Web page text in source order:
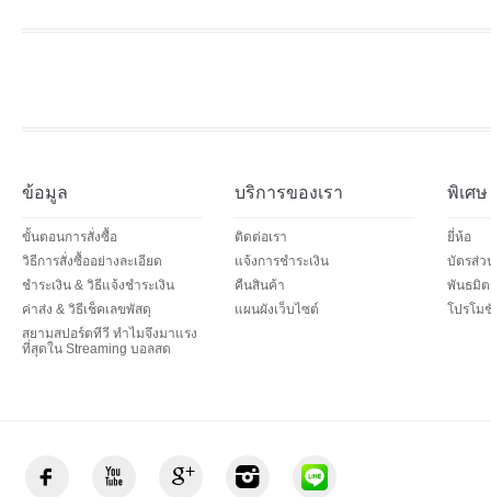
ข้อมูล
ขั้นตอนการสั่งซื้อ
วิธีการสั่งซื้ออย่างละเอียด
ชำระเงิน & วิธีแจ้งชำระเงิน
ค่าส่ง & วิธีเช็คเลขพัสดุ
สยามสปอร์ตทีวี ทำไมจึงมาแรง
ที่สุดใน Streaming บอลสด
บริการของเรา
ติดต่อเรา
แจ้งการชำระเงิน
คืนสินค้า
แผนผังเว็บไซต์
พิเศษ
ยี่ห้อ
บัตรส่ว
พันธมิต
โปรโม